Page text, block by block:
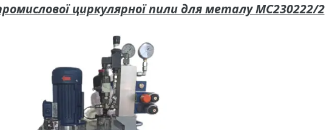
циркулярної пили для металу МС230222/2